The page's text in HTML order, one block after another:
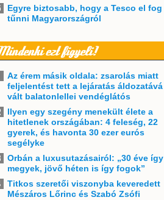
Egyre biztosabb, hogy a Tesco el fog
tűnni Magyarországról
Az érem másik oldala: zsarolás miatt
feljelentést tett a lejáratás áldozatává
vált balatonlellei vendéglátós
Ilyen egy szegény menekült élete a
hitetlenek országában: 4 feleség, 22
gyerek, és havonta 30 ezer eurós
segélyke
Orbán a luxusutazásairól: „30 éve így
megyek, jövő héten is így fogok”
Titkos szeretői viszonyba keveredett
Mészáros Lőrinc és Szabó Zsófi